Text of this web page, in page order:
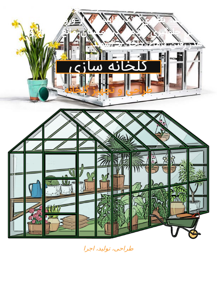
برای شیشه بوده و باعث صرفه جویی در انرژی
می‌شوند. بطوری‌که در تابستان از ورود گرما به
داخل جلوگیری کرده و در زمستان مانع خروج و
هدر رفتن گرمای داخل می‌شوند.
گلخانه سازی
طراحی و تجهیز گلخانه
طراحی، تولید، اجرا